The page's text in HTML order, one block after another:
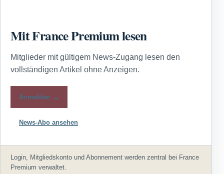
Mit France Premium lesen
Mitglieder mit gültigem News-Zugang lesen den
vollständigen Artikel ohne Anzeigen.
Anmelden →
News-Abo ansehen
Login, Mitgliedskonto und Abonnement werden zentral bei France
Premium verwaltet.